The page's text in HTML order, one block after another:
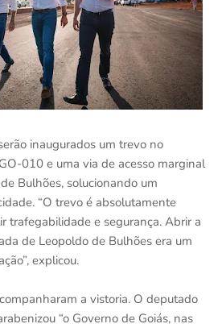
inaugurados um trevo no
010 e uma via de acesso marginal
Bulhões, solucionando um
“O trevo é absolutamente
trafegabilidade e segurança. Abrir a
de Leopoldo de Bulhões era um
explicou.
a vistoria. O deputado
“o Governo de Goiás, nas